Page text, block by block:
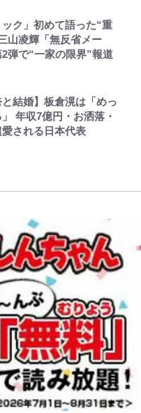
ク」初めて語った“重
山凌輝「無反省メー
弾で“一家の限界”報道
と結婚】板倉滉は「めっ
年収7億円・お洒落・
される日本代表
せて掛ける」魚だっ
を追わせて釣りあげる
」のオリジナリティ＆
若いときは登れたんだ
ラベルバイクで暑さ
鎮西寿々歌が語る
くん』時代の学びと
ドルの道を切り拓いた
決断」
「『そうせざるを得ない
る」…山尾志桜里が
ングにも向き合う理
ケモン30周年」第2弾
新商品「歴戦の微
登場にファン歓喜「見
入！」
けじゃない！『タッチ』
能を「いち早く見出し
」
面家族』悠木シュン・
第56話(1)
たら平民でした。~生活
話(2)
てる｣｢かっけぇ｣三笘
ン新ユニのモデルで完
の帰還に｢チームか
ー制への大反発か、
】(3)
出世するゾ